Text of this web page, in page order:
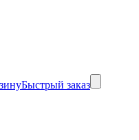
Быстрый заказ